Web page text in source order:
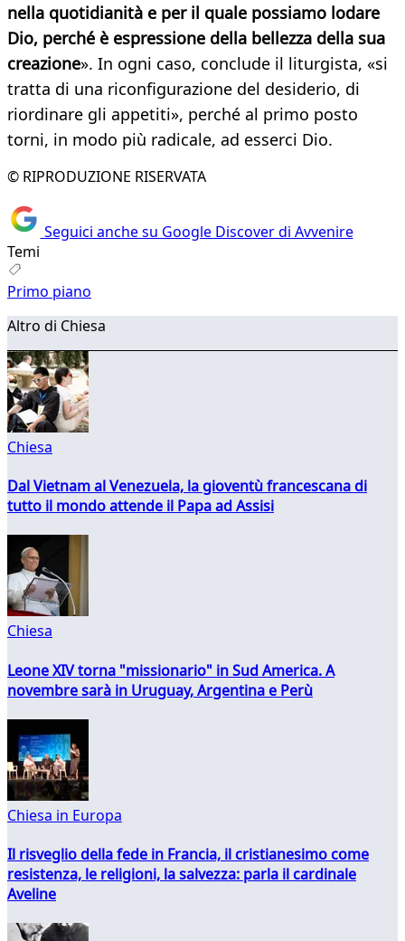
nella quotidianità e per il quale possiamo lodare
Dio, perché è espressione della bellezza della sua
creazione». In ogni caso, conclude il liturgista, «si
tratta di una riconfigurazione del desiderio, di
riordinare gli appetiti», perché al primo posto
torni, in modo più radicale, ad esserci Dio.
© RIPRODUZIONE RISERVATA
Seguici anche su Google Discover di Avvenire
Temi
Primo piano
Altro di Chiesa
Chiesa
Dal Vietnam al Venezuela, la gioventù francescana di
tutto il mondo attende il Papa ad Assisi
Chiesa
Leone XIV torna "missionario" in Sud America. A
novembre sarà in Uruguay, Argentina e Perù
Chiesa in Europa
Il risveglio della fede in Francia, il cristianesimo come
resistenza, le religioni, la salvezza: parla il cardinale
Aveline